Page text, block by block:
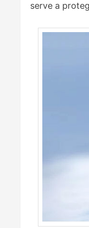
serve a